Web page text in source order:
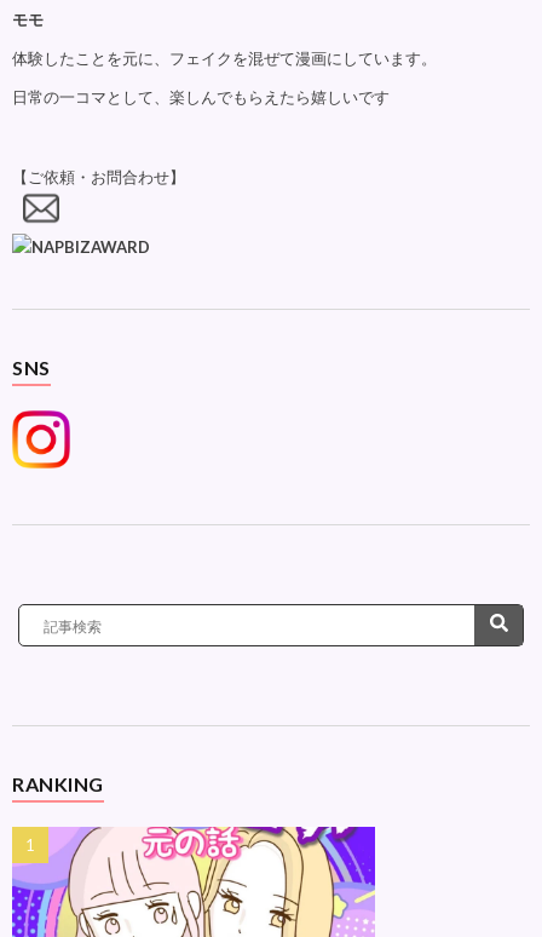
モモ
体験したことを元に、フェイクを混ぜて漫画にしています。
日常の一コマとして、楽しんでもらえたら嬉しいです
【ご依頼・お問合わせ】
SNS
RANKING